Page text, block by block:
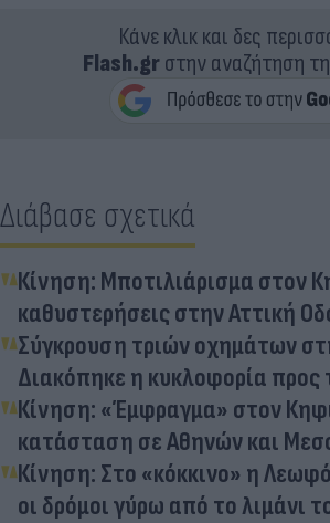
Κάνε κλικ και δες
Flash.grστην αναζήτηση
Διάβασε σχετικά
Κίνηση: Μποτιλιάρισμα στον
καθυστερήσεις στην Αττική
Σύγκρουση τριών οχημάτων
Διακόπηκε η κυκλοφορία προς
Κίνηση: «Έμφραγμα» στον
κατάσταση σε Αθηνών και
Κίνηση: Στο «κόκκινο» η
οι δρόμοι γύρω από το λιμάνι